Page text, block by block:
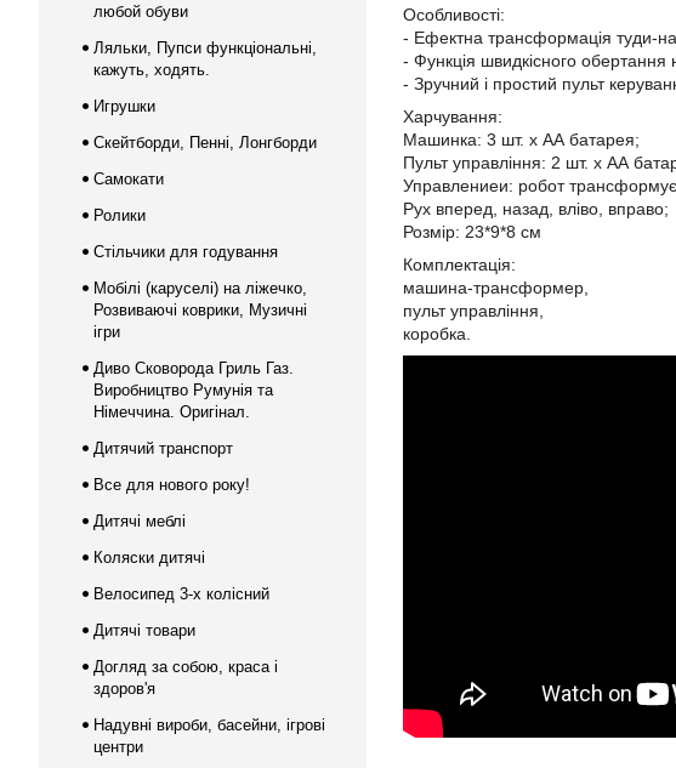
Особливості:
- Ефектна трансформація туди-
- Функція швидкісного обертання
- Зручний і простий пульт
Харчування:
Машинка: 3 шт. х АА батарея;
Пульт управління: 2 шт. х АА
Управлениеи: робот
Рух вперед, назад, вліво, вправо;
Розмір: 23*9*8 см
Комплектація:
машина-трансформер,
пульт управління,
коробка.
любой обуви
Ляльки, Пупси функціональні,
кажуть, ходять.
Игрушки
Скейтборди, Пенні, Лонгборди
Самокати
Ролики
Стільчики для годування
Мобілі (каруселі) на ліжечко,
Розвиваючі коврики, Музичні
ігри
Диво Сковорода Гриль Газ.
Виробництво Румунія та
Німеччина. Оригінал.
Дитячий транспорт
Все для нового року!
Дитячі меблі
Коляски дитячі
Велосипед 3-х колісний
Дитячі товари
Догляд за собою, краса і
здоров'я
Надувні вироби, басейни, ігрові
центри